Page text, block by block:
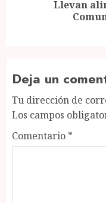
Llevan
Deja un
Tu dirección de
Los campos
Comentario *